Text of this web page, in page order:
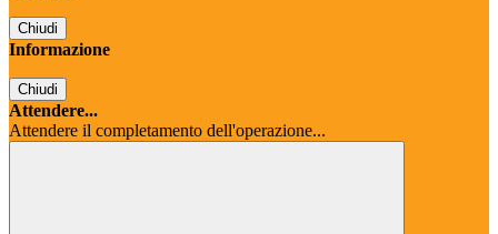
Chiudi
Informazione
Chiudi
Attendere...
Attendere il completamento dell'operazione...